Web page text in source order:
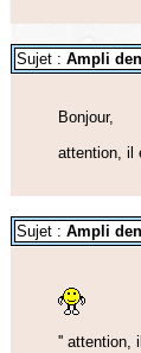
Sujet : Ampli
Bonjour,
attention, il
Sujet : Ampli
'' attention,